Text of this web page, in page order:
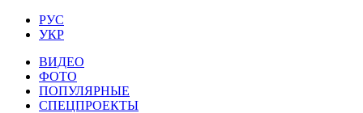
РУС
УКР
ВИДЕО
ФОТО
ПОПУЛЯРНЫЕ
СПЕЦПРОЕКТЫ